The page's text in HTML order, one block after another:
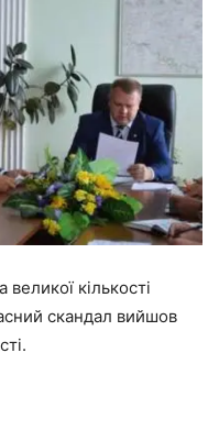
кількості
скандал вийшов